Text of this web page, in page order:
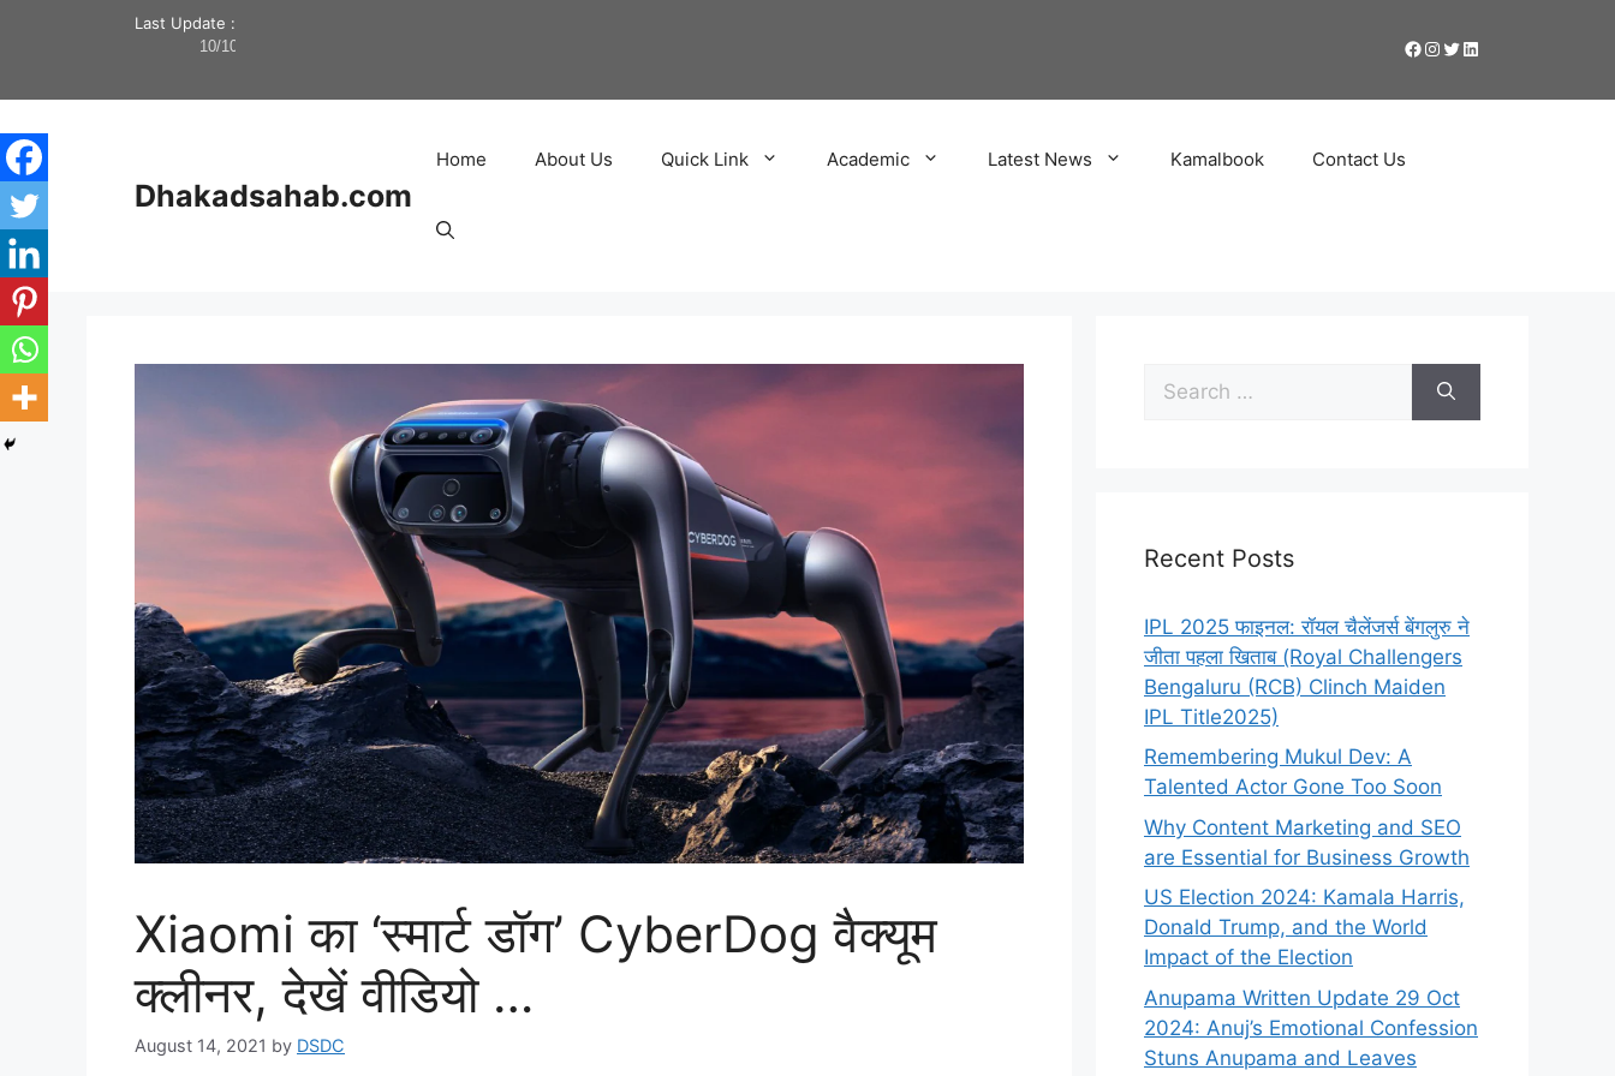
Last Update :
10/10/2024
Dhakadsahab.com
Home About Us Quick Link Academic Latest News Kamalbook Contact Us
Xiaomi का ‘स्मार्ट डॉग’ CyberDog वैक्यूम
क्लीनर, देखें वीडियो …
August 14, 2021 by DSDC
Recent Posts
IPL 2025 फाइनल: रॉयल चैलेंजर्स बेंगलुरु ने
जीता पहला खिताब (Royal Challengers
Bengaluru (RCB) Clinch Maiden
IPL Title2025)
Remembering Mukul Dev: A
Talented Actor Gone Too Soon
Why Content Marketing and SEO
are Essential for Business Growth
US Election 2024: Kamala Harris,
Donald Trump, and the World
Impact of the Election
Anupama Written Update 29 Oct
2024: Anuj’s Emotional Confession
Stuns Anupama and Leaves